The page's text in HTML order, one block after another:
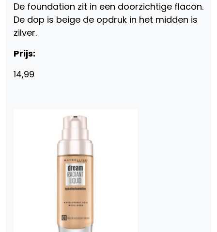
De foundation zit in een doorzichtige flacon.
De dop is beige de opdruk in het midden is
zilver.
Prijs:
14,99